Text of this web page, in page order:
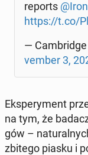
reports
https://t.co/
—
vem­ber 3,
Eks­pe­ry­ment
na tym, że
gów –
zbitego piasku i